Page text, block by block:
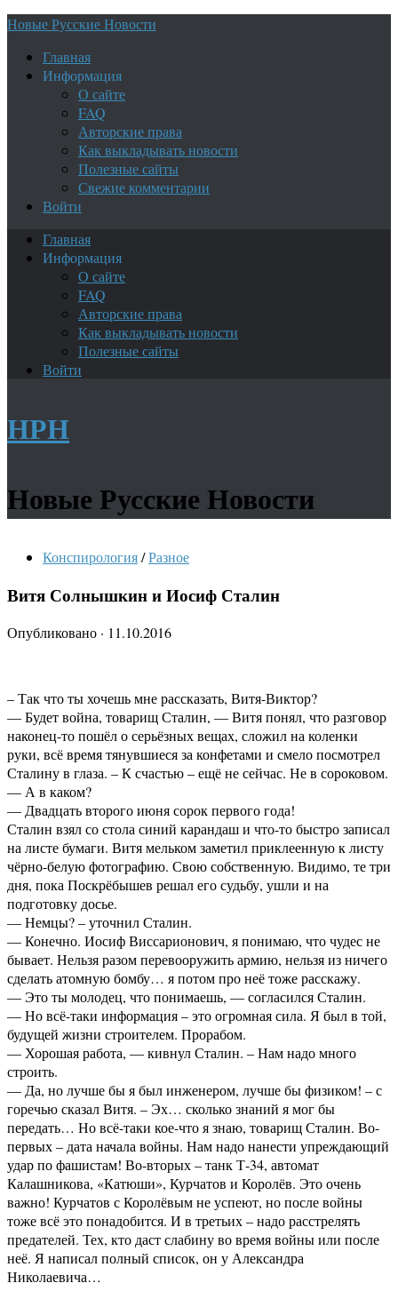
Новые Русские Новости
Главная
Информация
О сайте
FAQ
Авторские права
Как выкладывать новости
Полезные сайты
Свежие комментарии
Войти
Главная
Информация
О сайте
FAQ
Авторские права
Как выкладывать новости
Полезные сайты
Войти
НРН
Новые Русские Новости
Конспирология/Разное
Витя Солнышкин и Иосиф Сталин
Опубликовано · 11.10.2016
– Так что ты хочешь мне рассказать, Витя-Виктор?
— Будет война, товарищ Сталин, — Витя понял, что разговор
наконец-то пошёл о серьёзных вещах, сложил на коленки
руки, всё время тянувшиеся за конфетами и смело посмотрел
Сталину в глаза. – К счастью – ещё не сейчас. Не в сороковом.
— А в каком?
— Двадцать второго июня сорок первого года!
Сталин взял со стола синий карандаш и что-то быстро записал
на листе бумаги. Витя мельком заметил приклеенную к листу
чёрно-белую фотографию. Свою собственную. Видимо, те три
дня, пока Поскрёбышев решал его судьбу, ушли и на
подготовку досье.
— Немцы? – уточнил Сталин.
— Конечно. Иосиф Виссарионович, я понимаю, что чудес не
бывает. Нельзя разом перевооружить армию, нельзя из ничего
сделать атомную бомбу… я потом про неё тоже расскажу.
— Это ты молодец, что понимаешь, — согласился Сталин.
— Но всё-таки информация – это огромная сила. Я был в той,
будущей жизни строителем. Прорабом.
— Хорошая работа, — кивнул Сталин. – Нам надо много
строить.
— Да, но лучше бы я был инженером, лучше бы физиком! – с
горечью сказал Витя. – Эх… сколько знаний я мог бы
передать… Но всё-таки кое-что я знаю, товарищ Сталин. Во-
первых – дата начала войны. Нам надо нанести упреждающий
удар по фашистам! Во-вторых – танк Т-34, автомат
Калашникова, «Катюши», Курчатов и Королёв. Это очень
важно! Курчатов с Королёвым не успеют, но после войны
тоже всё это понадобится. И в третьих – надо расстрелять
предателей. Тех, кто даст слабину во время войны или после
неё. Я написал полный список, он у Александра
Николаевича…